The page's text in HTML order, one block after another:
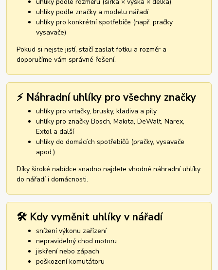
uhlíky podle značky a modelu nářadí
uhlíky pro konkrétní spotřebiče (např. pračky,
vysavače)
Pokud si nejste jistí, stačí zaslat fotku a rozměr a
doporučíme vám správné řešení.
⚡ Náhradní uhlíky pro všechny značky
uhlíky pro vrtačky, brusky, kladiva a pily
uhlíky pro značky Bosch, Makita, DeWalt, Narex,
Extol a další
uhlíky do domácích spotřebičů (pračky, vysavače
apod.)
Díky široké nabídce snadno najdete vhodné náhradní uhlíky
do nářadí i domácnosti.
🛠️ Kdy vyměnit uhlíky v nářadí
snížení výkonu zařízení
nepravidelný chod motoru
jiskření nebo zápach
poškození komutátoru